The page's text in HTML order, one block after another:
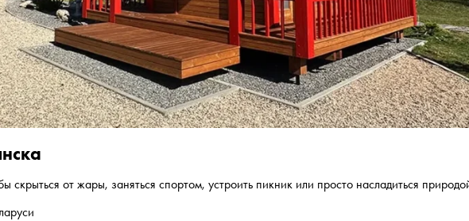
от жары, заняться спортом, устроить пикник или просто насладиться